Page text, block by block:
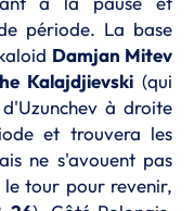
période. La base
Damjan Mitev
Kalajdjievski (qui
à droite
et trouvera les
ne s'avouent pas
tour pour revenir,